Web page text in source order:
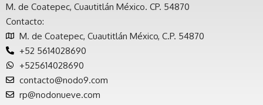
M. de Coatepec, Cuautitlán México. CP. 54870
Contacto:
M. de Coatepec, Cuautitlán México, C.P. 54870
+52 5614028690
+525614028690
contacto@nodo9.com
rp@nodonueve.com